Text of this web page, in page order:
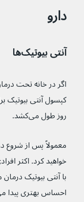
دارو
آنتی بیوتیک‌ها
اگر در خانه تحت
روز طول می‌کشد.
معمولاً پس از شروع
خواهید کرد. اکثر
احساس بهتری پیدا